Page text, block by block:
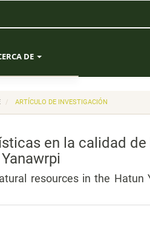
DE
EDITORIAL
ARTÍCULO DE INVESTIGACIÓN
en la calidad
resources in the Hatun